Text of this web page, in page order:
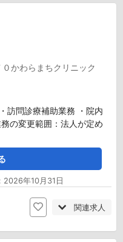
かわらまちクリニック
訪問診療補助業務 ・院内
の変更範囲：法人が定め
年10月31日
関連求人